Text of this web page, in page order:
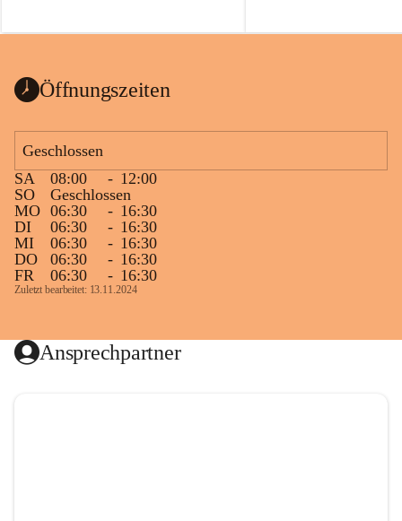
Öffnungszeiten
Geschlossen
SA
08:00 - 12:00
SO
Geschlossen
MO 06:30 - 16:30
DI
06:30 - 16:30
MI
06:30 - 16:30
DO
06:30 - 16:30
FR
06:30 - 16:30
Zuletzt bearbeitet: 13.11.2024
Ansprechpartner